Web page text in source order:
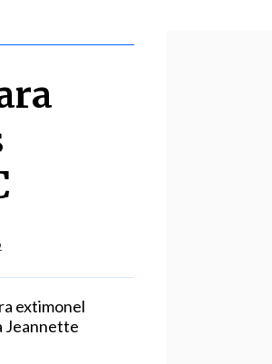
extimonel
Jeannette